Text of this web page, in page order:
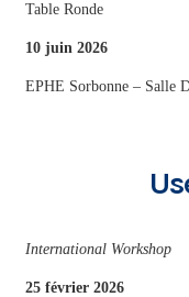
Table Ronde
10 juin 2026
EPHE Sorbonne – Salle
International Workshop
25 février 2026